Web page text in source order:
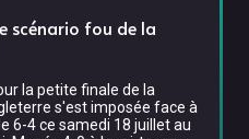
scénario fou de la
la petite finale de la
s'est imposée face à
6-4 ce samedi 18 juillet au